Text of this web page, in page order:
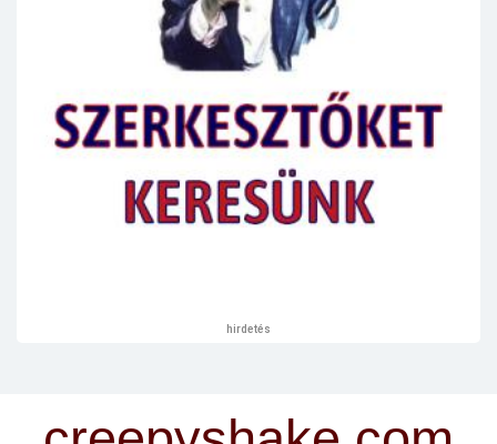
hirdetés